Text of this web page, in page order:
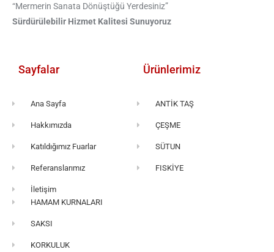
“Mermerin Sanata Dönüştüğü Yerdesiniz”
Sürdürülebilir Hizmet Kalitesi Sunuyoruz
Sayfalar Ürünlerimiz
Ana Sayfa
Hakkımızda
Katıldığımız Fuarlar
Referanslarımız
İletişim
ANTİK TAŞ
ÇEŞME
SÜTUN
FISKİYE
HAMAM KURNALARI
SAKSI
KORKULUK